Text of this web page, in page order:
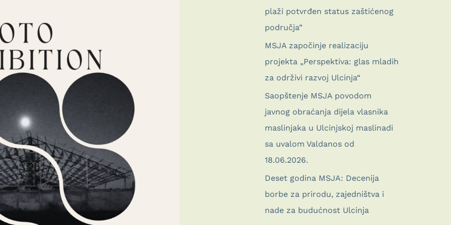
plaži potvrđen status zaštićenog
područja”
MSJA započinje realizaciju
projekta „Perspektiva: glas mladih
za održivi razvoj Ulcinja“
Saopštenje MSJA povodom
javnog obraćanja dijela vlasnika
maslinjaka u Ulcinjskoj maslinadi
sa uvalom Valdanos od
18.06.2026.
Deset godina MSJA: Decenija
borbe za prirodu, zajedništva i
nade za budućnost Ulcinja